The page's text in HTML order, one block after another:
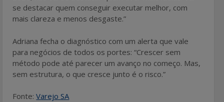
se destacar quem conseguir executar melhor, com
mais clareza e menos desgaste.”
Adriana fecha o diagnóstico com um alerta que vale
para negócios de todos os portes: “Crescer sem
método pode até parecer um avanço no começo. Mas,
sem estrutura, o que cresce junto é o risco.”
Fonte:Varejo SA